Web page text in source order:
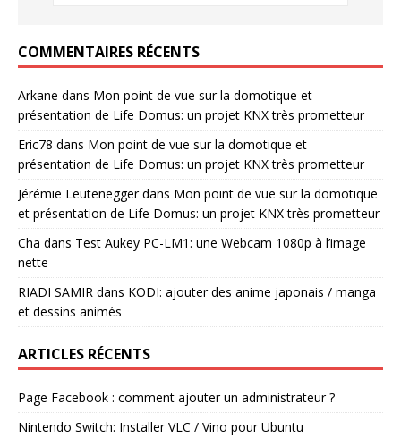
COMMENTAIRES RÉCENTS
Arkane dans Mon point de vue sur la domotique et
présentation de Life Domus: un projet KNX très prometteur
Eric78 dans Mon point de vue sur la domotique et
présentation de Life Domus: un projet KNX très prometteur
Jérémie Leuteneggerdans Mon point de vue sur la domotique
et présentation de Life Domus: un projet KNX très prometteur
Cha dans Test Aukey PC-LM1: une Webcam 1080p à l’image
nette
RIADI SAMIR dans KODI: ajouter des anime japonais / manga
et dessins animés
ARTICLES RÉCENTS
Page Facebook : comment ajouter un administrateur ?
Nintendo Switch: Installer VLC / Vino pour Ubuntu